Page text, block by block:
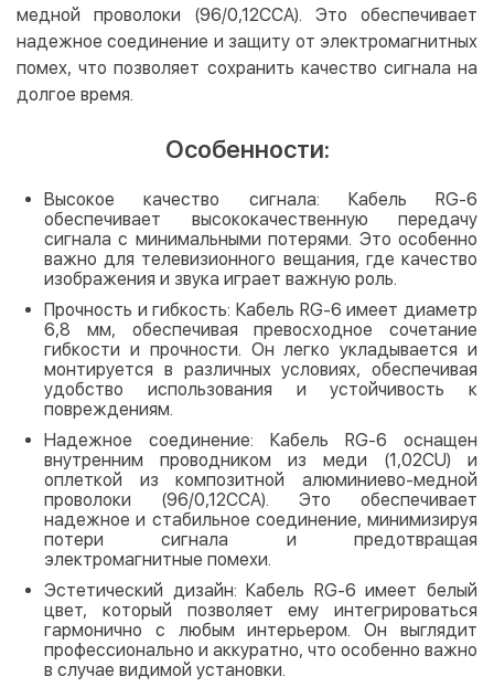
медной проволоки (96/0,12CCA). Это обеспечивает
надежное соединение и защиту от электромагнитных
помех, что позволяет сохранить качество сигнала на
долгое время.
Особенности:
Высокое качество сигнала: Кабель RG-6
обеспечивает высококачественную передачу
сигнала с минимальными потерями. Это особенно
важно для телевизионного вещания, где качество
изображения и звука играет важную роль.
Прочность и гибкость: Кабель RG-6 имеет диаметр
6,8 мм, обеспечивая превосходное сочетание
гибкости и прочности. Он легко укладывается и
монтируется в различных условиях, обеспечивая
удобство использования и устойчивость к
повреждениям.
Надежное соединение: Кабель RG-6 оснащен
внутренним проводником из меди (1,02CU) и
оплеткой из композитной алюминиево-медной
проволоки (96/0,12CCA). Это обеспечивает
надежное и стабильное соединение, минимизируя
потери сигнала и предотвращая
электромагнитные помехи.
Эстетический дизайн: Кабель RG-6 имеет белый
цвет, который позволяет ему интегрироваться
гармонично с любым интерьером. Он выглядит
профессионально и аккуратно, что особенно важно
в случае видимой установки.